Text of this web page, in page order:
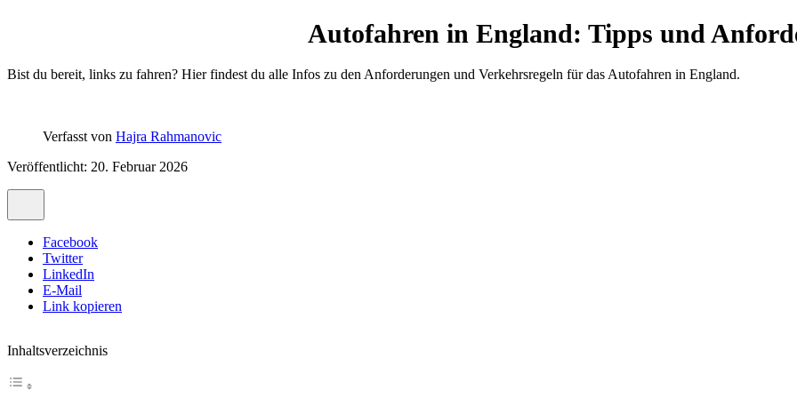
Autofahren in England: Tipps und
Bist du bereit, links zu fahren? Hier findest du alle Infos zu den Anforderungen und Verkehrsregeln für das Autofahren in England.
Verfasst von Hajra Rahmanovic
Veröffentlicht: 20. Februar 2026
Facebook
Twitter
LinkedIn
E-Mail
Link kopieren
Inhaltsverzeichnis